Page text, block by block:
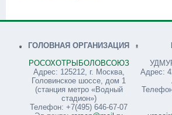
ГОЛОВНАЯ ОРГАНИЗАЦИЯ
РОСОХОТРЫБОЛОВСОЮЗ
Адрес: 125212, г. Москва,
Головинское шоссе, дом 1
(станция метро «Водный
стадион»)
Телефон: +7(495) 646-67-07
Адрес: